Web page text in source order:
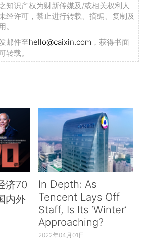
知识产权为财新传媒及/或相关权利人
经许可，禁止进行转载、摘编、复制及
。
邮件至hello@caixin.com ，获得书面
转载。
济70
内外
In Depth: As
Tencent Lays Off
Staff, Is Its ‘Winter’
Approaching?
2022年04月01日